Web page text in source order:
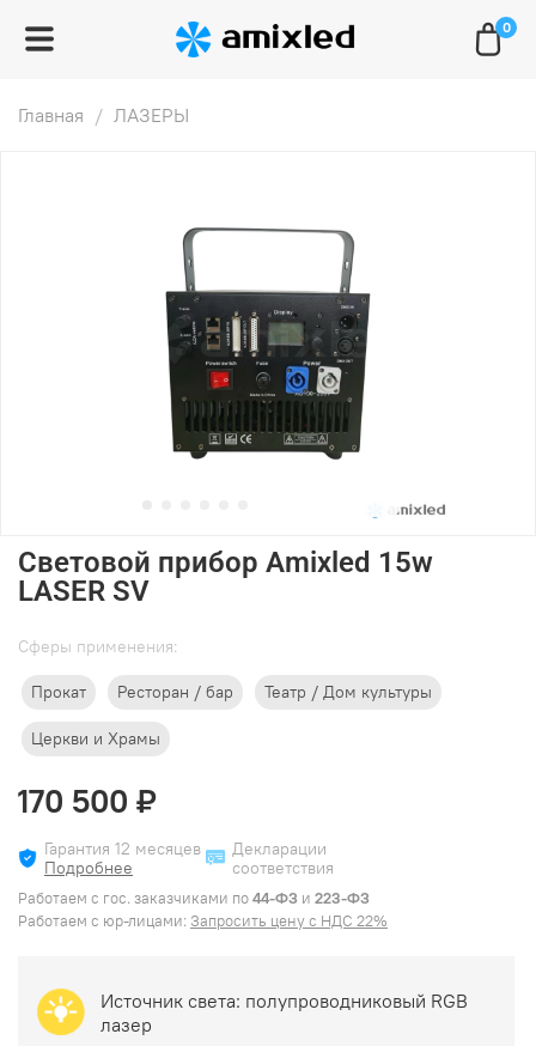
0
Главная ЛАЗЕРЫ
Световой прибор Amixled 15w
LASER SV
Cферы применения:
Прокат Ресторан / бар Театр / Дом культуры
Церкви и Храмы
170 500 ₽
Гарантия 12 месяцев
Подробнее
Декларации
соответствия
Работаем с гос. заказчиками по44-ФЗ и 223-ФЗ
Работаем с юр-лицами: Запросить цену с НДС 22%
Источник света: полупроводниковый RGB
лазер